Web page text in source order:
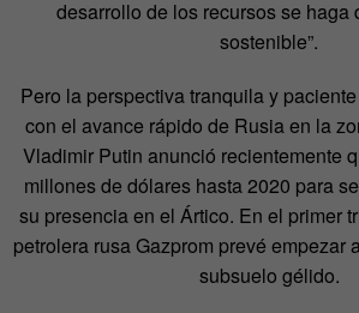
desarrollo de los recursos se haga
sostenible”.
Pero la perspectiva tranquila y
con el avance rápido de Rusia en la
Vladimir Putin anunció recientemente
millones de dólares hasta 2020 para
su presencia en el Ártico. En el primer
petrolera rusa Gazprom prevé empezar
subsuelo gélido.